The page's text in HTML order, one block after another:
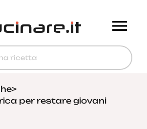
>
per restare giovani